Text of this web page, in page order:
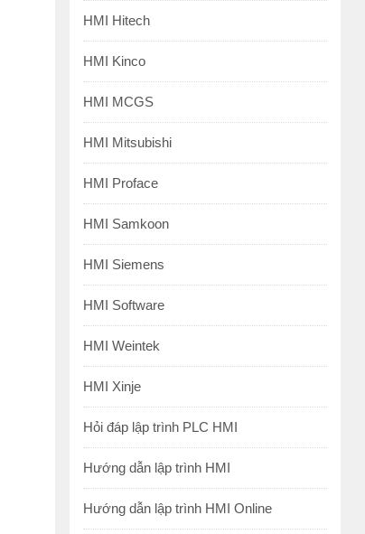
HMI Hitech
HMI Kinco
HMI MCGS
HMI Mitsubishi
HMI Proface
HMI Samkoon
HMI Siemens
HMI Software
HMI Weintek
HMI Xinje
Hỏi đáp lập trình PLC HMI
Hướng dẫn lập trình HMI
Hướng dẫn lập trình HMI Online